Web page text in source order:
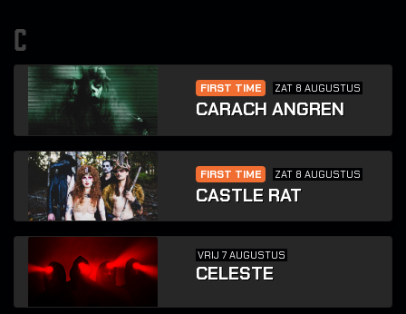
c
FIRST TIME ZAT 8 AUGUSTUS
CARACH ANGREN
FIRST TIME ZAT 8 AUGUSTUS
CASTLE RAT
VRIJ 7 AUGUSTUS
CELESTE